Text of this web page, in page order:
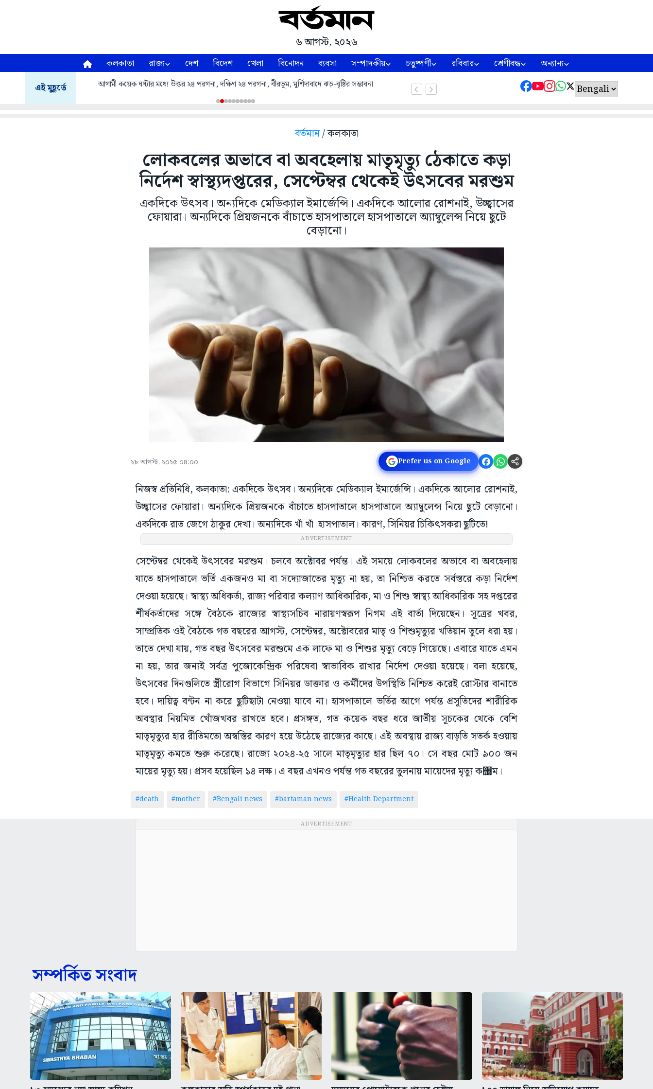
৬ আগস্ট, ২০২৬
কলকাতা রাজ্য দেশ বিদেশ খেলা বিনোদন ব্যবসা সম্পাদকীয় চতুষ্পর্ণী রবিবার শ্রেণীবদ্ধ অন্যান্য
এই মুহূর্তে আগামী কয়েক ঘণ্টার মধ্যে উত্তর ২৪ পরগনা, দক্ষিণ ২৪ পরগনা, বীরভূম, মুর্শিদাবাদে ঝড়-বৃষ্টির সম্ভাবনা
বর্তমান/ কলকাতা
লোকবলের অভাবে বা অবহেলায় মাতৃমৃত্যু ঠেকাতে কড়া
নির্দেশ স্বাস্থ্যদপ্তরের, সেপ্টেম্বর থেকেই উৎসবের মরশুম
একদিকে উৎসব। অন্যদিকে মেডিক্যাল ইমার্জেন্সি। একদিকে আলোর রোশনাই, উচ্ছ্বাসের
ফোয়ারা। অন্যদিকে প্রিয়জনকে বাঁচাতে হাসপাতালে হাসপাতালে অ্যাম্বুলেন্স নিয়ে ছুটে
বেড়ানো।
২৮ আগস্ট, ২০২৫ ০৪:০০ Prefer us on Google
নিজস্ব প্রতিনিধি, কলকাতা: একদিকে উৎসব। অন্যদিকে মেডিক্যাল ইমার্জেন্সি। একদিকে আলোর রোশনাই,
উচ্ছ্বাসের ফোয়ারা। অন্যদিকে প্রিয়জনকে বাঁচাতে হাসপাতালে হাসপাতালে অ্যাম্বুলেন্স নিয়ে ছুটে বেড়ানো।
একদিকে রাত জেগে ঠাকুর দেখা। অন্যদিকে খাঁ খাঁ হাসপাতাল। কারণ, সিনিয়র চিকিৎসকরা ছুটিতে!
সেপ্টেম্বর থেকেই উৎসবের মরশুম। চলবে অক্টোবর পর্যন্ত। এই সময়ে লোকবলের অভাবে বা অবহেলায়
যাতে হাসপাতালে ভর্তি একজনও মা বা সদ্যোজাতের মৃত্যু না হয়, তা নিশ্চিত করতে সর্বস্তরে কড়া নির্দেশ
দেওয়া হয়েছে। স্বাস্থ্য অধিকর্তা, রাজ্য পরিবার কল্যাণ আধিকারিক, মা ও শিশু স্বাস্থ্য আধিকারিক সহ দপ্তরের
শীর্ষকর্তাদের সঙ্গে বৈঠকে রাজ্যের স্বাস্থ্যসচিব নারায়ণস্বরূপ নিগম এই বার্তা দিয়েছেন। সূত্রের খবর,
সাম্প্রতিক ওই বৈঠকে গত বছরের আগস্ট, সেপ্টেম্বর, অক্টোবরের মাতৃ ও শিশুমৃত্যুর খতিয়ান তুলে ধরা হয়।
তাতে দেখা যায়, গত বছর উৎসবের মরশুমে এক লাফে মা ও শিশুর মৃত্যু বেড়ে গিয়েছে। এবারে যাতে এমন
না হয়, তার জন্যই সর্বত্র পুজোকেন্দ্রিক পরিষেবা স্বাভাবিক রাখার নির্দেশ দেওয়া হয়েছে। বলা হয়েছে,
উৎসবের দিনগুলিতে স্ত্রীরোগ বিভাগে সিনিয়র ডাক্তার ও কর্মীদের উপস্থিতি নিশ্চিত করেই রোস্টার বানাতে
হবে। দায়িত্ব বন্টন না করে ছুটিছাটা নেওয়া যাবে না। হাসপাতালে ভর্তির আগে পর্যন্ত প্রসূতিদের শারীরিক
অবস্থার নিয়মিত খোঁজখবর রাখতে হবে। প্রসঙ্গত, গত কয়েক বছর ধরে জাতীয় সূচকের থেকে বেশি
মাতৃমৃত্যুর হার রীতিমতো অস্বস্তির কারণ হয়ে উঠেছে রাজ্যের কাছে। এই অবস্থায় রাজ্য বাড়তি সতর্ক হওয়ায়
মাতৃমৃত্যু কমতে শুরু করেছে। রাজ্যে ২০২৪-২৫ সালে মাতৃমৃত্যুর হার ছিল ৭০। সে বছর মোট ৯০০ জন
মায়ের মৃত্যু হয়। প্রসব হয়েছিল ১৪ লক্ষ। এ বছর এখনও পর্যন্ত গত বছরের তুলনায় মায়েদের মৃত্যু ক঩ম।
#mother #Health Department
১৩ সদস্যের নয়া স্বাস্থ্য কমিশন কলকাতার অতি স্পর্শকাতর দুই থানা
পরিদর্শন মুখ্যমন্ত্রীর,...
দমদমের প্রোমোটারকে খুনের চেষ্টায়
ধৃতের পুলিশ হেপাজত, অধরা...
১০০ ডায়াল নিয়ে অভিযোগ কমাতে
অফিসার বসানোর সিদ্ধান্ত...